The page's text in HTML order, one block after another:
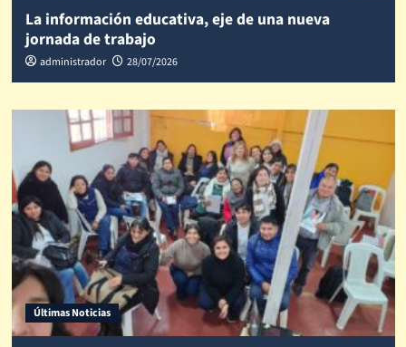
La información educativa, eje de una nueva
jornada de trabajo
administrador 28/07/2026
Últimas Noticias